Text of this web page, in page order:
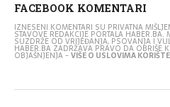
FACEBOOK KOMENTARI
IZNESENI KOMENTARI SU PRIVATNA
STAVOVE REDAKCIJE PORTALA
SUZDRŽE OD VRIJEĐANJA, PSOVANJA I
HABER.BA ZADRŽAVA PRAVO DA OBRIŠE
OBJAŠNJENJA -VIŠE O USLOVIMA